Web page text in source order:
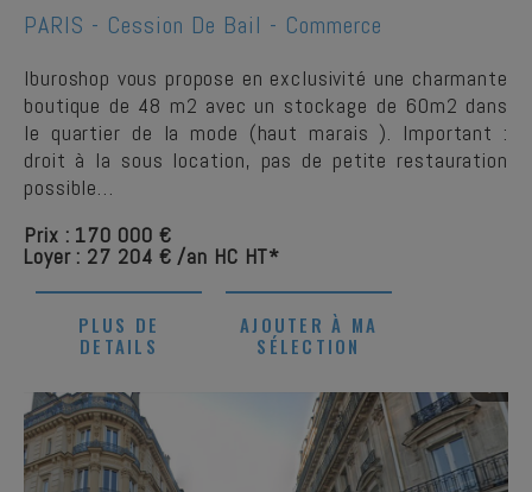
PARIS - Cession De Bail - Commerce
Iburoshop vous propose en exclusivité une charmante
boutique de 48 m2 avec un stockage de 60m2 dans
le quartier de la mode (haut marais ). Important :
droit à la sous location, pas de petite restauration
possible…
Prix : 170 000 €
Loyer : 27 204 € /an HC HT*
PLUS DE
DETAILS
AJOUTER À MA
SÉLECTION